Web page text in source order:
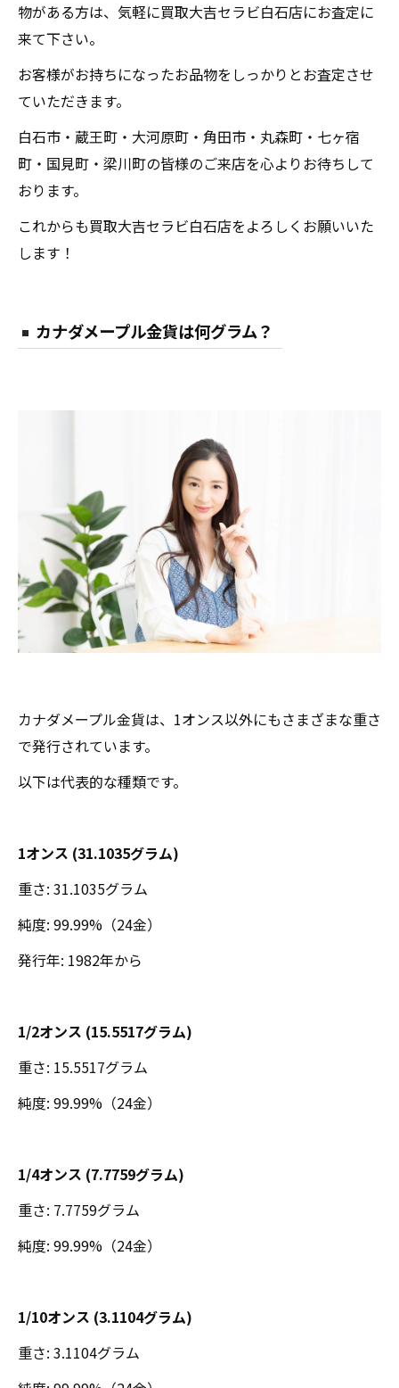
物がある方は、気軽に買取大吉セラビ白石店にお査定に
来て下さい。
お客様がお持ちになったお品物をしっかりとお査定させ
ていただきます。
白石市・蔵王町・大河原町・角田市・丸森町・七ヶ宿
町・国見町・梁川町の皆様のご来店を心よりお待ちして
おります。
これからも買取大吉セラビ白石店をよろしくお願いいた
します！
カナダメープル金貨は何グラム？
カナダメープル金貨は、1オンス以外にもさまざまな重さ
で発行されています。
以下は代表的な種類です。
1オンス (31.1035グラム)
重さ: 31.1035グラム
純度: 99.99%（24金）
発行年: 1982年から
1/2オンス (15.5517グラム)
重さ: 15.5517グラム
純度: 99.99%（24金）
1/4オンス (7.7759グラム)
重さ: 7.7759グラム
純度: 99.99%（24金）
1/10オンス (3.1104グラム)
重さ: 3.1104グラム